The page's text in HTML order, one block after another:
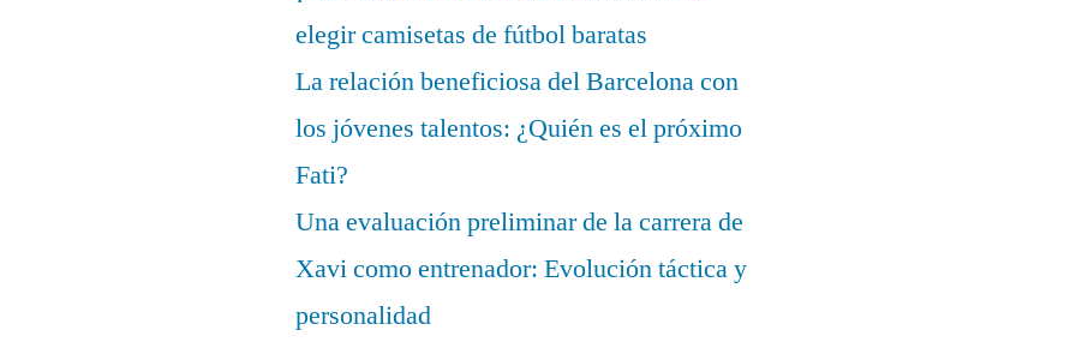
elegir camisetas de fútbol baratas
La relación beneficiosa del Barcelona con
los jóvenes talentos: ¿Quién es el próximo
Fati?
Una evaluación preliminar de la carrera de
Xavi como entrenador: Evolución táctica y
personalidad